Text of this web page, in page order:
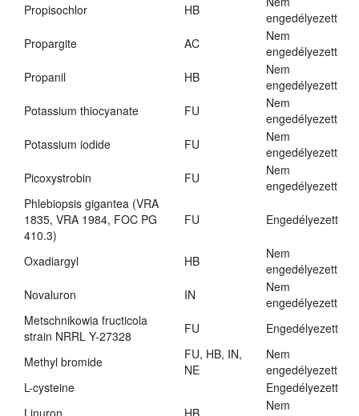
Propisochlor HB
engedélyezett
Propargite
AC
Nem
engedélyezett
Propanil
HB
Nem
engedélyezett
Potassium thiocyanate
FU
Nem
engedélyezett
Potassium iodide
FU
Nem
engedélyezett
Picoxystrobin
FU
Nem
engedélyezett
Phlebiopsis gigantea (VRA
1835, VRA 1984, FOC PG
410.3)
FU Engedélyezett
Oxadiargyl HB
Nem
engedélyezett
Novaluron
IN
Nem
engedélyezett
Metschnikowia fructicola
strain NRRL Y-27328
FU Engedélyezett
Methyl bromide
FU, HB, IN,
NE
Nem
engedélyezett
L-cysteine
Engedélyezett
Nem